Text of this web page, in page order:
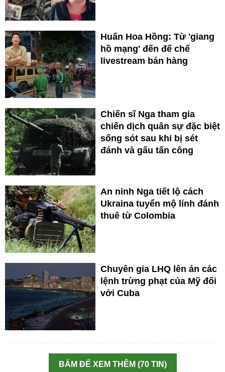
Huấn Hoa Hồng: Từ 'giang
hồ mạng' đến đế chế
livestream bán hàng
Chiến sĩ Nga tham gia
chiến dịch quân sự đặc biệt
sống sót sau khi bị sét
đánh và gấu tấn công
An ninh Nga tiết lộ cách
Ukraina tuyển mộ lính đánh
thuê từ Colombia
Chuyên gia LHQ lên án các
lệnh trừng phạt của Mỹ đối
với Cuba
BẤM ĐỂ XEM THÊM (70 TIN)